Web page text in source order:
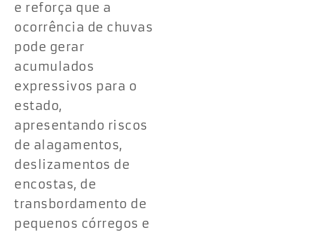
e reforça que a
ocorrência de chuvas
pode gerar
acumulados
expressivos para o
estado,
apresentando riscos
de alagamentos,
deslizamentos de
encostas, de
transbordamento de
pequenos córregos e